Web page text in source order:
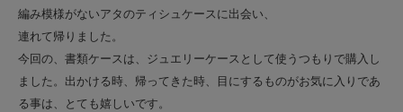
編み模様がないアタのティシュケースに出会い、
連れて帰りました。
今回の、書類ケースは、ジュエリーケースとして使うつもりで購入し
ました。出かける時、帰ってきた時、目にするものがお気に入りであ
る事は、とても嬉しいです。